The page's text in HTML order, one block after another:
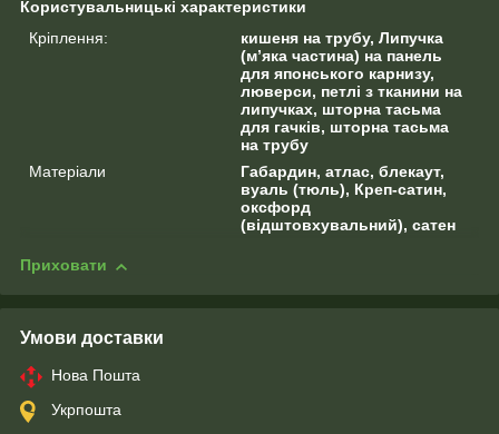
Користувальницькі характеристики
Кріплення:
кишеня на трубу, Липучка
(м’яка частина) на панель
для японського карнизу,
люверси, петлі з тканини на
липучках, шторна тасьма
для гачків, шторна тасьма
на трубу
Матеріали
Габардин, атлас, блекаут,
вуаль (тюль), Креп-сатин,
оксфорд
(відштовхувальний), сатен
Приховати
Умови доставки
Нова Пошта
Укрпошта